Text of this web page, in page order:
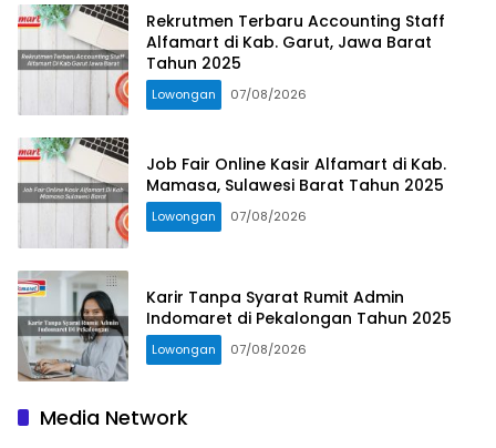
Rekrutmen Terbaru Accounting Staff
Alfamart di Kab. Garut, Jawa Barat
Tahun 2025
Lowongan 07/08/2026
Job Fair Online Kasir Alfamart di Kab.
Mamasa, Sulawesi Barat Tahun 2025
Lowongan 07/08/2026
Karir Tanpa Syarat Rumit Admin
Indomaret di Pekalongan Tahun 2025
Lowongan 07/08/2026
Media Network